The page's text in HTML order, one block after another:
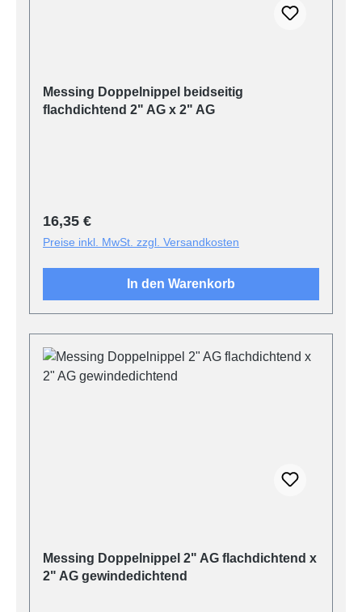
Messing Doppelnippel beidseitig
flachdichtend 2" AG x 2" AG
Regulärer Preis:
16,35 €
Preise inkl. MwSt. zzgl. Versandkosten
In den Warenkorb
Messing Doppelnippel 2" AG flachdichtend x
2" AG gewindedichtend